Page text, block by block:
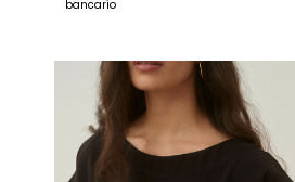
bancario